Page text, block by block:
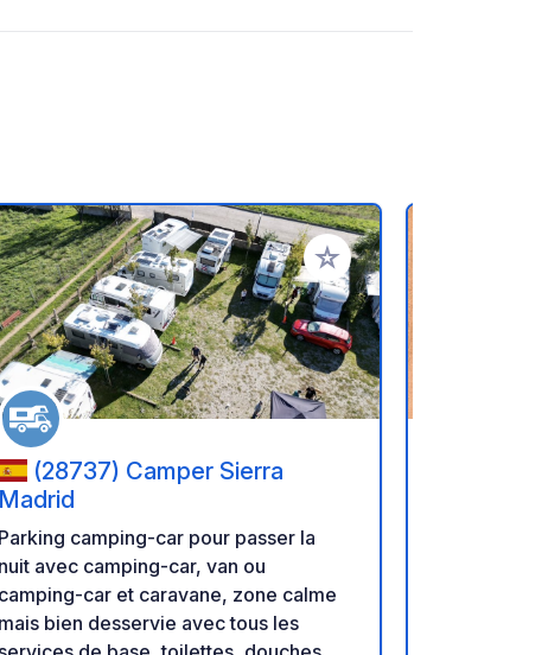
Ajouter à vos favoris
(28737) Camper Sierra
Madrid
Parking camping-car pour passer la
nuit avec camping-car, van ou
camping-car et caravane, zone calme
mais bien desservie avec tous les